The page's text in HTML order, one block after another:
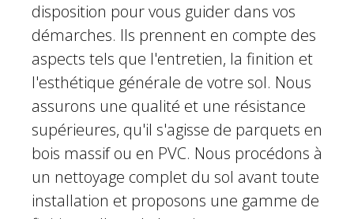
disposition pour vous guider dans vos
démarches. Ils prennent en compte des
aspects tels que l'entretien, la finition et
l'esthétique générale de votre sol. Nous
assurons une qualité et une résistance
supérieures, qu'il s'agisse de parquets en
bois massif ou en PVC. Nous procédons à
un nettoyage complet du sol avant toute
installation et proposons une gamme de